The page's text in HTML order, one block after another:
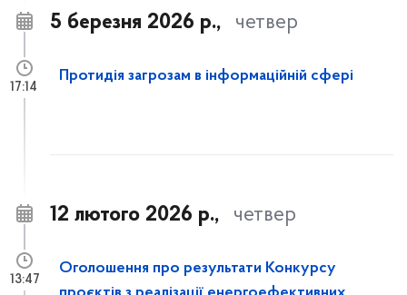
5 березня 2026 р., четвер
Протидія загрозам в інформаційній сфері
17:14
12 лютого 2026 р., четвер
Оголошення про результати Конкурсу
13:47